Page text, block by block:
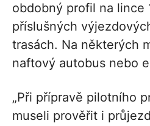
obdobný profil na lince
příslušných
trasách. Na některých
naftový autobus nebo
„Při přípravě pilotního
museli prověřit i